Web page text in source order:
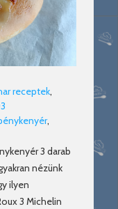
receptek,
,
3 darab
nézünk
ilyen
3 Michelin